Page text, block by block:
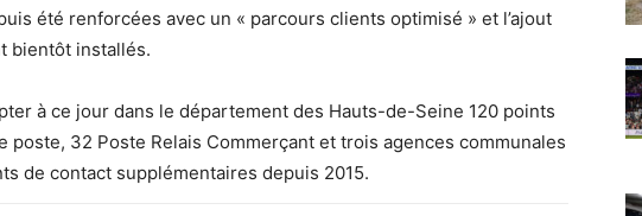
été renforcées avec un « parcours clients optimisé » et l’ajout
bientôt installés.
à ce jour dans le département des Hauts-de-Seine 120 points
poste, 32 Poste Relais Commerçant et trois agences communales
de contact supplémentaires depuis 2015.